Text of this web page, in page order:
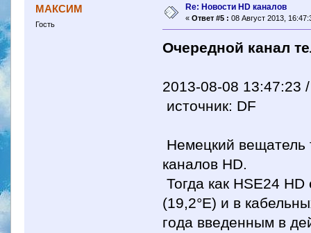
МАКСИМ
Гость
Re: Новости HD каналов
« Ответ #5 : 08 Август 2013,
Очередной канал
2013-08-08 13:47:23
источник: DF
Немецкий вещатель
каналов HD.
Тогда как HSE24
(19,2°E) и в
года введенным в